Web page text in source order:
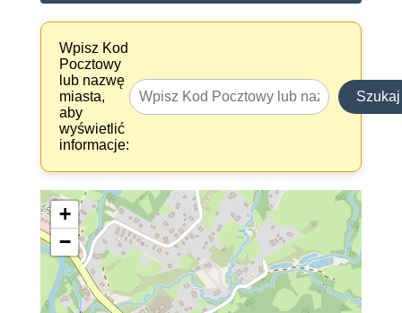
Wpisz Kod
Pocztowy
lub nazwę
miasta,
aby
wyświetlić
informacje:
Szukaj
+
−